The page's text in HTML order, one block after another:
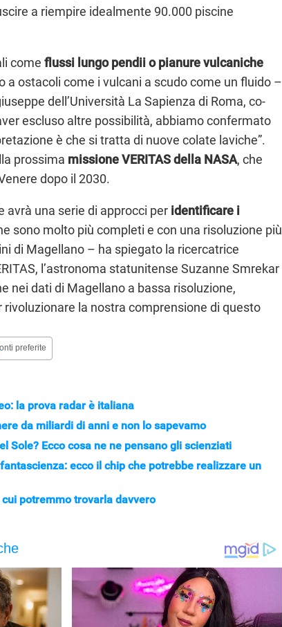
a riempire idealmente 90.000 piscine
come flussi lungo pendii o pianure vulcaniche
a ostacoli come i vulcani a scudo come un fluido –
dell’Università La Sapienza di Roma, co-
escluso altre possibilità, abbiamo confermato
è che si tratta di nuove colate laviche”.
prossima missione VERITAS della NASA, che
dopo il 2030.
avrà una serie di approcci per identificare i
sono molto più completi e con una risoluzione più
di Magellano – ha spiegato la ricercatrice
l’astronoma statunitense Suzanne Smrekar
nei dati di Magellano a bassa risoluzione,
la nostra comprensione di questo
preferite
la prova radar è italiana
da miliardi di anni e non lo sapevamo
Sole? Ecco cosa ne ne pensano gli scienziati
ecco il chip che potrebbe realizzare un
potremmo trovarla davvero